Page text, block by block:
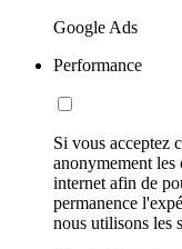
Google Ads
Performance
Si vous acceptez
anonymement les
internet afin de
permanence
nous utilisons les